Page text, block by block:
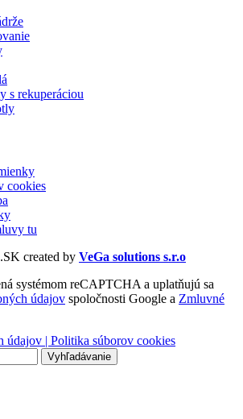
s rekuperáciou
cookies
tu
created by VeGa solutions s.r.o
systémom reCAPTCHA a uplatňujú sa
údajov spoločnosti Google a Zmluvné
údajov | Politika súborov cookies
Vyhľadávanie